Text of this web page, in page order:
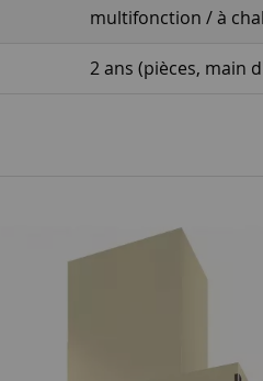
multifonction / à
2 ans (pièces, main